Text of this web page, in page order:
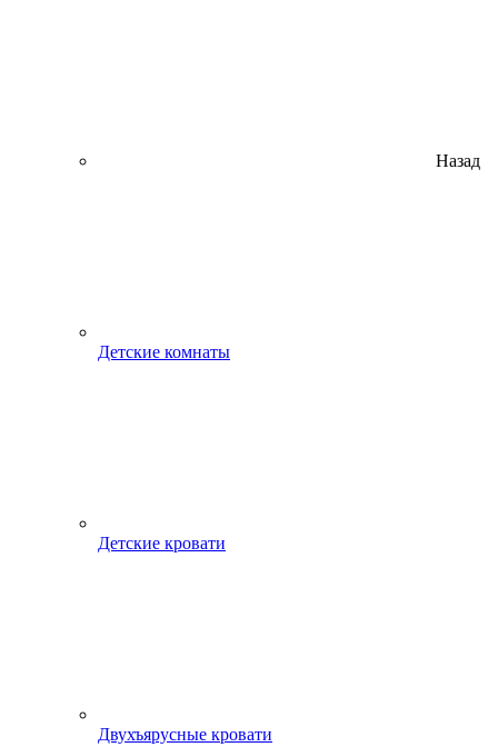
Назад
Детские комнаты
Детские кровати
Двухъярусные кровати